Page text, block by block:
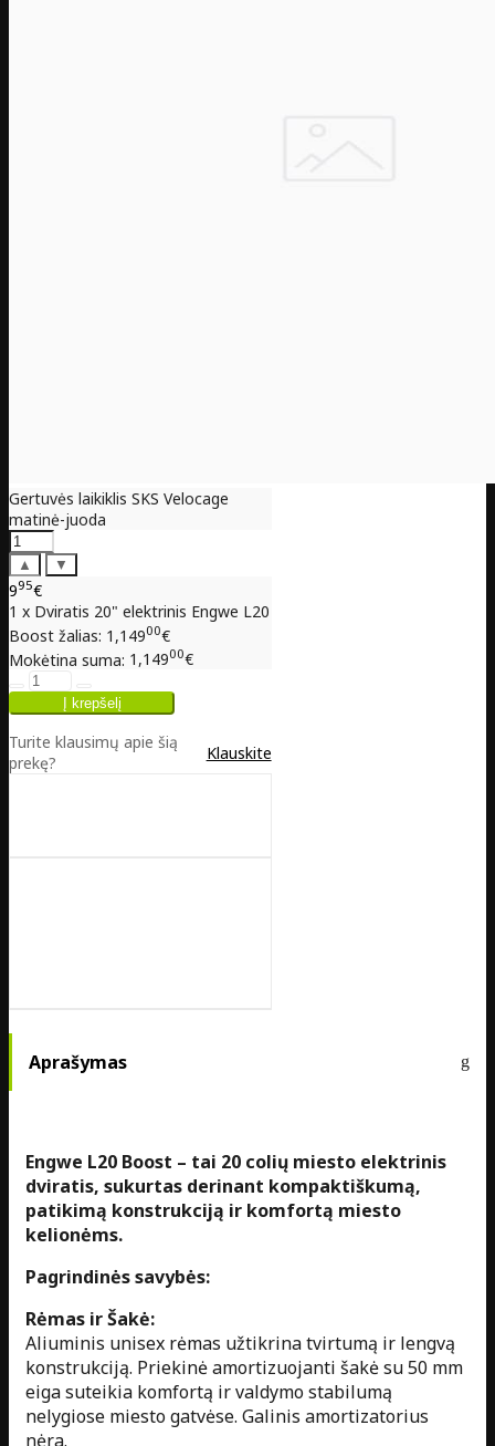
Gertuvės laikiklis SKS Velocage
matinė-juoda
▲ ▼
995€
1 x Dviratis 20" elektrinis Engwe L20
Boost žalias: 1,14900€
Mokėtina suma: 1,14900€
Turite klausimų apie šią
prekę?
Klauskite
Aprašymas
Engwe L20 Boost – tai 20 colių miesto elektrinis
dviratis, sukurtas derinant kompaktiškumą,
patikimą konstrukciją ir komfortą miesto
kelionėms.
Pagrindinės savybės:
Rėmas ir Šakė:
Aliuminis unisex rėmas užtikrina tvirtumą ir lengvą
konstrukciją. Priekinė amortizuojanti šakė su 50 mm
eiga suteikia komfortą ir valdymo stabilumą
nelygiose miesto gatvėse. Galinis amortizatorius
nėra.